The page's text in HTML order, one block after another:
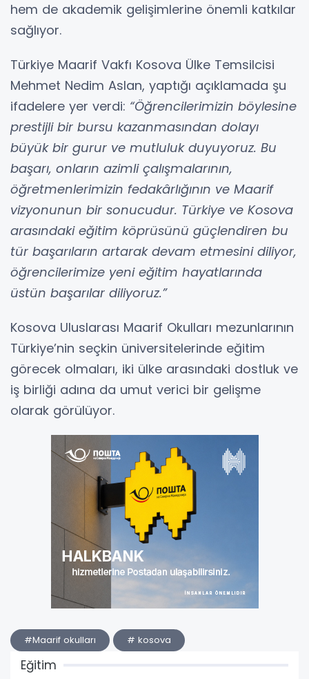
hem de akademik gelişimlerine önemli katkılar
sağlıyor.
Türkiye Maarif Vakfı Kosova Ülke Temsilcisi
Mehmet Nedim Aslan, yaptığı açıklamada şu
ifadelere yer verdi: “Öğrencilerimizin böylesine
prestijli bir bursu kazanmasından dolayı
büyük bir gurur ve mutluluk duyuyoruz. Bu
başarı, onların azimli çalışmalarının,
öğretmenlerimizin fedakârlığının ve Maarif
vizyonunun bir sonucudur. Türkiye ve Kosova
arasındaki eğitim köprüsünü güçlendiren bu
tür başarıların artarak devam etmesini diliyor,
öğrencilerimize yeni eğitim hayatlarında
üstün başarılar diliyoruz.”
Kosova Uluslarası Maarif Okulları mezunlarının
Türkiye’nin seçkin üniversitelerinde eğitim
görecek olmaları, iki ülke arasındaki dostluk ve
iş birliği adına da umut verici bir gelişme
olarak görülüyor.
#Maarif okulları # kosova
Eğitim